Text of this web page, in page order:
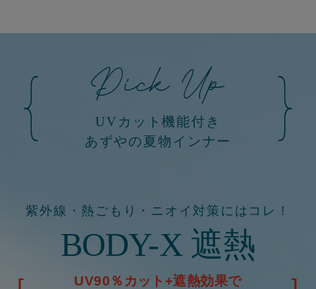
UVカット機能付き
あずやの夏物インナー
紫外線・熱ごもり・ニオイ対策にはコレ！
BODY-X 遮熱
UV90％カット+遮熱効果で